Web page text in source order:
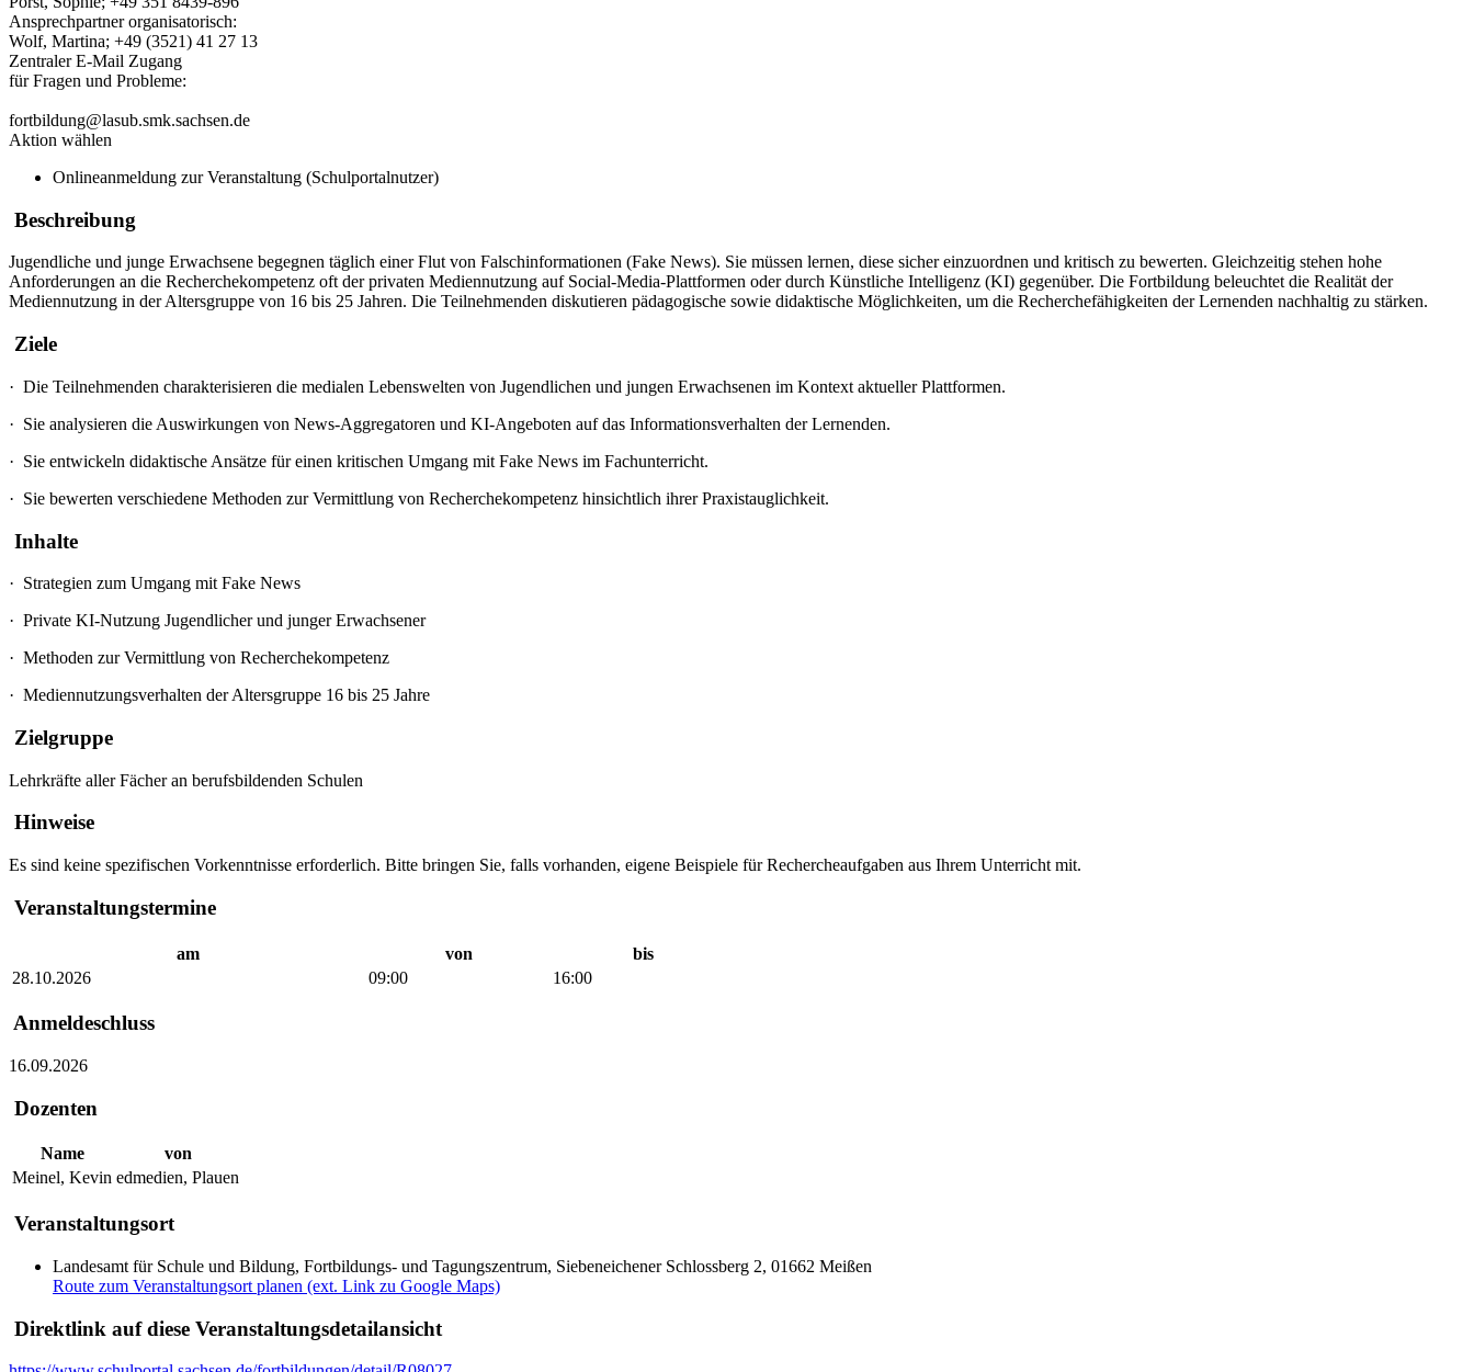
Ansprechpartner organisatorisch:
Wolf, Martina; +49 (3521) 41 27 13
Zentraler E-Mail Zugang
für Fragen und Probleme:
fortbildung@lasub.smk.sachsen.de
Aktion wählen
Onlineanmeldung zur Veranstaltung (Schulportalnutzer)
Beschreibung
Jugendliche und junge Erwachsene begegnen täglich einer Flut von Falschinformationen (Fake News). Sie müssen lernen, diese sicher einzuordnen und kritisch zu bewerten. Gleichzeitig stehen hohe
Anforderungen an die Recherchekompetenz oft der privaten Mediennutzung auf Social-Media-Plattformen oder durch Künstliche Intelligenz (KI) gegenüber. Die Fortbildung beleuchtet die Realität der
Mediennutzung in der Altersgruppe von 16 bis 25 Jahren. Die Teilnehmenden diskutieren pädagogische sowie didaktische Möglichkeiten, um die Recherchefähigkeiten der Lernenden nachhaltig zu stärken.
Ziele
· Die Teilnehmenden charakterisieren die medialen Lebenswelten von Jugendlichen und jungen Erwachsenen im Kontext aktueller Plattformen.
· Sie analysieren die Auswirkungen von News-Aggregatoren und KI-Angeboten auf das Informationsverhalten der Lernenden.
· Sie entwickeln didaktische Ansätze für einen kritischen Umgang mit Fake News im Fachunterricht.
· Sie bewerten verschiedene Methoden zur Vermittlung von Recherchekompetenz hinsichtlich ihrer Praxistauglichkeit.
Inhalte
· Strategien zum Umgang mit Fake News
· Private KI-Nutzung Jugendlicher und junger Erwachsener
· Methoden zur Vermittlung von Recherchekompetenz
· Mediennutzungsverhalten der Altersgruppe 16 bis 25 Jahre
Zielgruppe
Lehrkräfte aller Fächer an berufsbildenden Schulen
Hinweise
Es sind keine spezifischen Vorkenntnisse erforderlich. Bitte bringen Sie, falls vorhanden, eigene Beispiele für Rechercheaufgaben aus Ihrem Unterricht mit.
Veranstaltungstermine
am von
bis
28.10.2026
09:00 16:00
Anmeldeschluss
16.09.2026
Dozenten
Name
von
Meinel, Kevin edmedien, Plauen
Veranstaltungsort
Landesamt für Schule und Bildung, Fortbildungs- und Tagungszentrum, Siebeneichener Schlossberg 2, 01662 Meißen
Route zum Veranstaltungsort planen (ext. Link zu Google Maps)
Direktlink auf diese Veranstaltungsdetailansicht